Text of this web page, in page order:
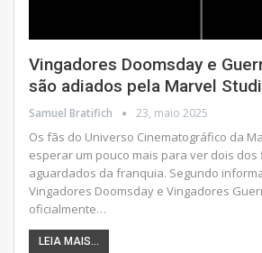
Vingadores Doomsday e
são adiados pela Marvel
Samuel Bratifich 23, maio 2025
Os fãs do Universo Cinematográfico da
esperar um pouco mais para ver dois dos
aguardados da franquia. Segundo
Vingadores Doomsday e Vingadores
oficialmente…
LEIA MAIS...